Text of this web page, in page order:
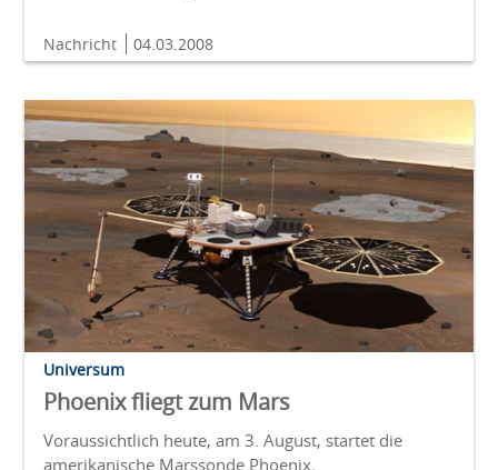
Nachricht 04.03.2008
Universum
Phoenix fliegt zum Mars
Voraussichtlich heute, am 3. August, startet die
amerikanische Marssonde Phoenix.